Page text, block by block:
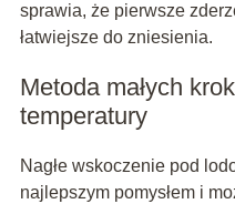
sprawia, że pierwsze
łatwiejsze do zniesienia.
Metoda małych
temperatury
Nagłe wskoczenie pod
najlepszym pomysłem i